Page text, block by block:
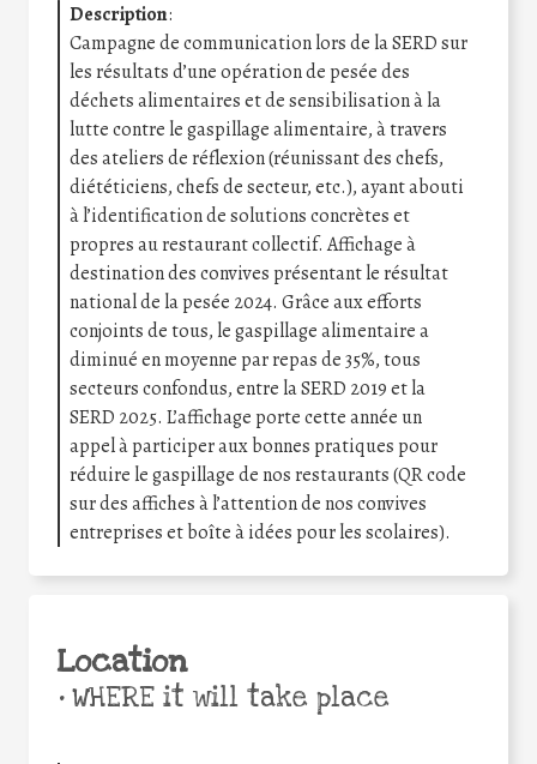
Description:
Campagne de communication lors de la SERD sur
les résultats d’une opération de pesée des
déchets alimentaires et de sensibilisation à la
lutte contre le gaspillage alimentaire, à travers
des ateliers de réflexion (réunissant des chefs,
diététiciens, chefs de secteur, etc.), ayant abouti
à l’identification de solutions concrètes et
propres au restaurant collectif. Affichage à
destination des convives présentant le résultat
national de la pesée 2024. Grâce aux efforts
conjoints de tous, le gaspillage alimentaire a
diminué en moyenne par repas de 35%, tous
secteurs confondus, entre la SERD 2019 et la
SERD 2025. L’affichage porte cette année un
appel à participer aux bonnes pratiques pour
réduire le gaspillage de nos restaurants (QR code
sur des affiches à l’attention de nos convives
entreprises et boîte à idées pour les scolaires).
Location
•WHERE it will take place